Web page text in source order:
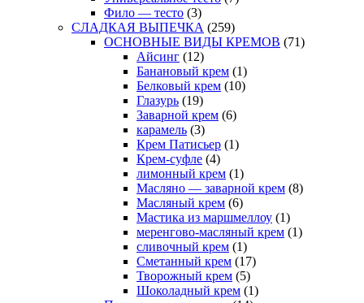
Фило — тесто (3)
СЛАДКАЯ ВЫПЕЧКА (259)
ОСНОВНЫЕ ВИДЫ КРЕМОВ (71)
Айсинг (12)
Банановый крем (1)
Белковый крем (10)
Глазурь (19)
Заварной крем (6)
карамель (3)
Крем Патисьер (1)
Крем-суфле (4)
лимонный крем (1)
Масляно — заварной крем (8)
Масляный крем (6)
Мастика из маршмеллоу (1)
меренгово-масляный крем (1)
сливочный крем (1)
Сметанный крем (17)
Творожный крем (5)
Шоколадный крем (1)